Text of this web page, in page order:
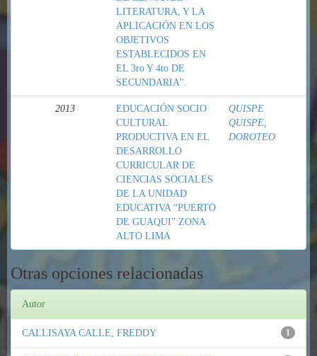
LITERATURA, Y LA
APLICACIÓN EN LOS
OBJETIVOS
ESTABLECIDOS EN
EL 3ro Y 4to DE
SECUNDARIA".
2013
EDUCACIÓN SOCIO
CULTURAL
PRODUCTIVA EN EL
DESARROLLO
CURRICULAR DE
CIENCIAS SOCIALES
DE LA UNIDAD
EDUCATIVA “PUERTO
DE GUAQUI” ZONA
ALTO LIMA
QUISPE
QUISPE,
DOROTEO
Otras opciones relacionadas
Autor
1
CALLISAYA CALLE, FREDDY